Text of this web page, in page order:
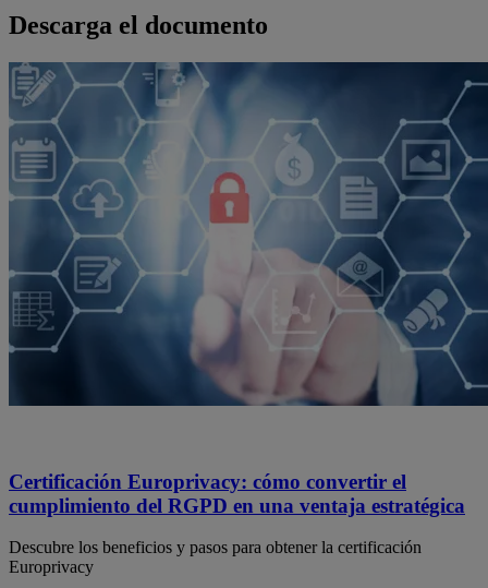
Descarga el documento
Certificación Europrivacy: cómo convertir el
cumplimiento del RGPD en una ventaja estratégica
Descubre los beneficios y pasos para obtener la certificación
Europrivacy